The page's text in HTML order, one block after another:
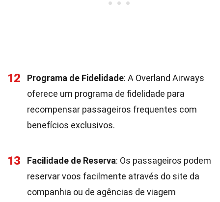
12 Programa de Fidelidade: A Overland Airways
oferece um programa de fidelidade para
recompensar passageiros frequentes com
benefícios exclusivos.
13 Facilidade de Reserva: Os passageiros podem
reservar voos facilmente através do site da
companhia ou de agências de viagem